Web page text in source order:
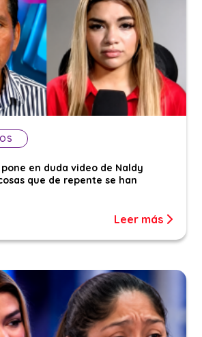
en duda video de Naldy
que de repente se han
Leer más